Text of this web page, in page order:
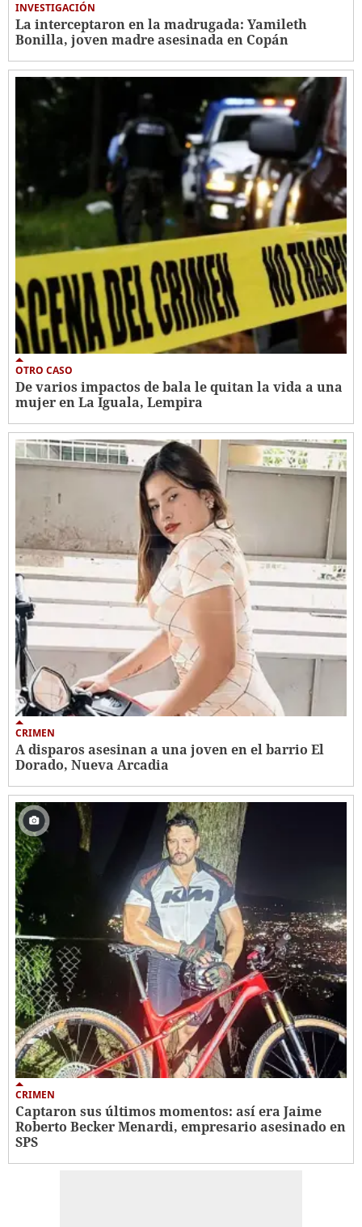
INVESTIGACIÓN
La interceptaron en la madrugada: Yamileth
Bonilla, joven madre asesinada en Copán
OTRO CASO
De varios impactos de bala le quitan la vida a una
mujer en La Iguala, Lempira
CRIMEN
A disparos asesinan a una joven en el barrio El
Dorado, Nueva Arcadia
CRIMEN
Captaron sus últimos momentos: así era Jaime
Roberto Becker Menardi​​​, empresario asesinado en
SPS